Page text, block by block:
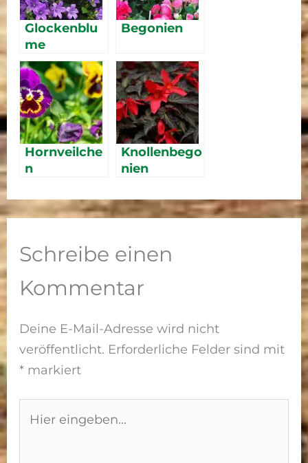
Glockenblu
me
Begonien
Hornveilche
n
Knollenbego
nien
Schreibe einen
Kommentar
Deine E-Mail-Adresse wird nicht
veröffentlicht. Erforderliche Felder sind mit
* markiert
eingeben…